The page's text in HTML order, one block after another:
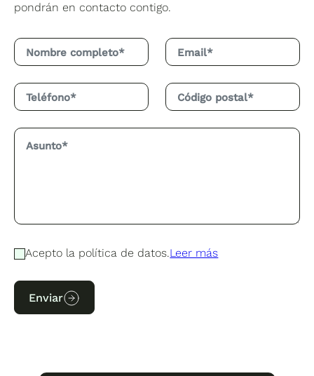
pondrán en contacto contigo.
Acepto la política de datos.Leer más
Enviar